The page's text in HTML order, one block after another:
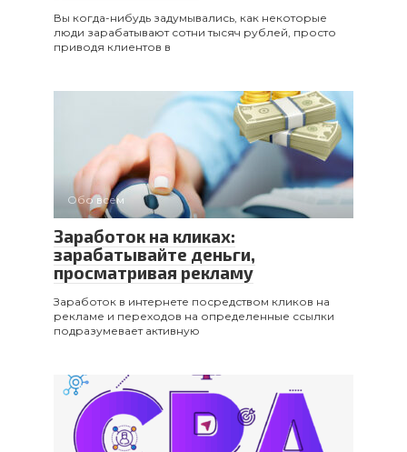
Вы когда-нибудь задумывались, как некоторые
люди зарабатывают сотни тысяч рублей, просто
приводя клиентов в
Обо всем
Заработок на кликах:
зарабатывайте деньги,
просматривая рекламу
Заработок в интернете посредством кликов на
рекламе и переходов на определенные ссылки
подразумевает активную